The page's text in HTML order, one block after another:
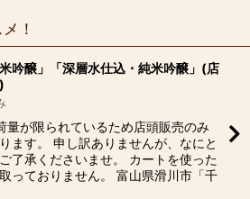
！
吟醸」「深層水仕込・純米吟醸」(店
量が限られているため店頭販売のみ
ます。 申し訳ありませんが、なにと
了承くださいませ。 カートを使った
っておりません。 富山県滑川市「千